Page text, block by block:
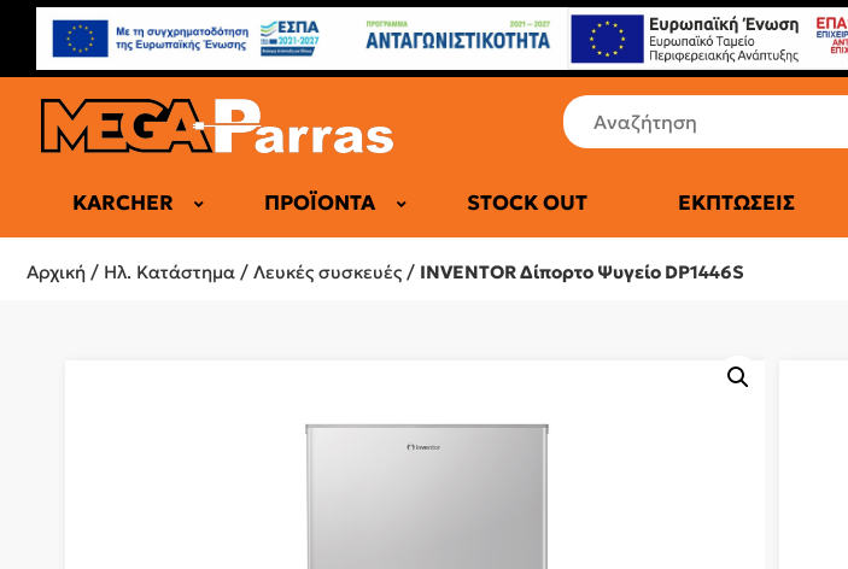
KARCHER ΠΡΟΪΌΝΤΑ
ΕΠΑΓΓΕΛΜΑΤΙΚΆ ΨΥΓΕΊΑ
STOCK OUT ΕΚΠΤΏΣΕΙΣ
Αρχική / Ηλ. Κατάστημα / Λευκές συσκευές / INVENTOR Δίπορτο Ψυγείο DP1446S